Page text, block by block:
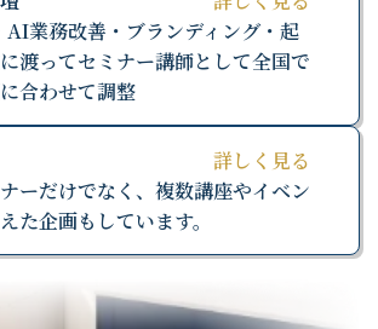
業務改善・ブランディング・起
渡ってセミナー講師として全国で
合わせて調整
詳しく見る
ーだけでなく、複数講座やイベン
た企画もしています。